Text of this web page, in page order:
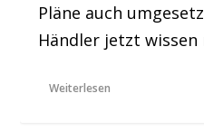
Pläne auch
Händler jetzt wissen
Weiterlesen